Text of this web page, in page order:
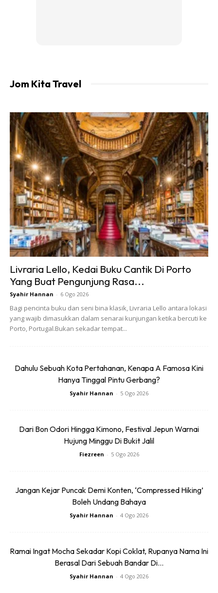
Sebelum ini pengguna hanya menggunakan Jambatan
Sultan Mahmud atau melalui Durian Burung-Manir. Selepas
ini, anda sudah mempunyai pilihan lain di sebelah sini.
Jambatan angkat itu mula dibina pada tahun 2014,
membabitkan kos RM248 juta dan pembinaannya
melibatkan laluan utama jambatan, empat menara, dan
menghubungkan muara selatan di pusat bandar Kuala
Jom Kita Travel
Livraria Lello, Kedai Buku Cantik Di Porto
Yang Buat Pengunjung Rasa...
Syahir Hannan - 6 Ogo 2026
Bagi pencinta buku dan seni bina klasik, Livraria Lello antara lokasi
yang wajib dimasukkan dalam senarai kunjungan ketika bercuti ke
Porto, Portugal.Bukan sekadar tempat...
Dahulu Sebuah Kota Pertahanan, Kenapa A Famosa Kini
Hanya Tinggal Pintu Gerbang?
Syahir Hannan - 5 Ogo 2026
Dari Bon Odori Hingga Kimono, Festival Jepun Warnai
Hujung Minggu Di Bukit Jalil
Fiezreen - 5 Ogo 2026
Jangan Kejar Puncak Demi Konten, ‘Compressed Hiking’
Boleh Undang Bahaya
Syahir Hannan - 4 Ogo 2026
Ramai Ingat Mocha Sekadar Kopi Coklat, Rupanya Nama Ini
Berasal Dari Sebuah Bandar Di...
Syahir Hannan - 4 Ogo 2026